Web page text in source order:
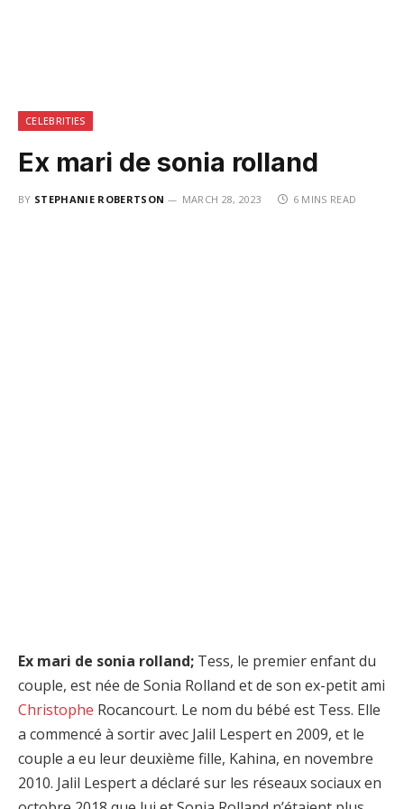
CELEBRITIES
Ex mari de sonia rolland
BY STEPHANIE ROBERTSON MARCH 28, 2023 6 MINS READ
Ex mari de sonia rolland; Tess, le premier enfant du
couple, est née de Sonia Rolland et de son ex-petit ami
Christophe Rocancourt. Le nom du bébé est Tess. Elle
a commencé à sortir avec Jalil Lespert en 2009, et le
couple a eu leur deuxième fille, Kahina, en novembre
2010. Jalil Lespert a déclaré sur les réseaux sociaux en